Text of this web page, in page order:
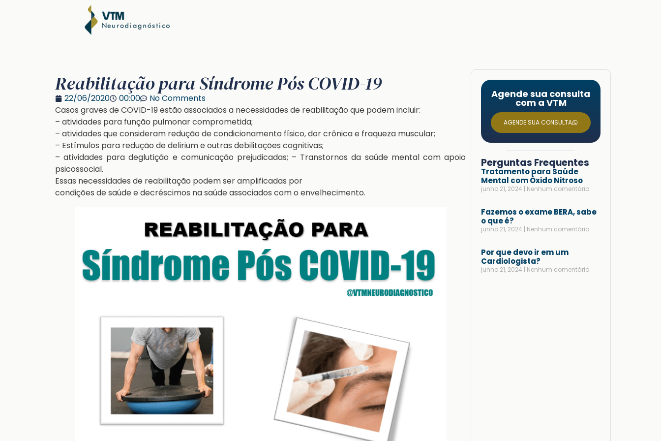
Reabilitação para Síndrome Pós COVID-19
22/06/2020 00:00
No Comments
Casos graves de COVID-19 estão associados a necessidades de reabilitação que podem incluir:
– atividades para função pulmonar comprometida;
– atividades que consideram redução de condicionamento físico, dor crônica e fraqueza muscular;
– Estímulos para redução de delirium e outras debilitações cognitivas;
– atividades para deglutição e comunicação prejudicadas; – Transtornos da saúde mental com apoio
psicossocial.
Essas necessidades de reabilitação podem ser amplificadas por
condições de saúde e decréscimos na saúde associados com o envelhecimento.
Agende sua consulta
com a VTM
AGENDE SUA CONSULTA
Perguntas Frequentes
Tratamento para Saúde
Mental com Óxido Nitroso
junho 21, 2024 Nenhum comentário
Fazemos o exame BERA, sabe
o que é?
junho 21, 2024 Nenhum comentário
Por que devo ir em um
Cardiologista?
junho 21, 2024 Nenhum comentário